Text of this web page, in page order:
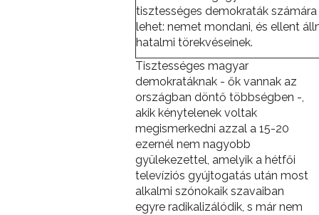
tisztességes demokraták
lehet: nemet mondani, és ellent
hatalmi törekvéseinek.
Tisztességes magyar
demokratáknak - ők vannak az
országban döntő többségben -,
akik kénytelenek voltak
megismerkedni azzal a 15-20
ezernél nem nagyobb
gyülekezettel, amelyik a hétfői
televíziós gyújtogatás után most
alkalmi szónokaik szavaiban
egyre radikalizálódik, s már nem